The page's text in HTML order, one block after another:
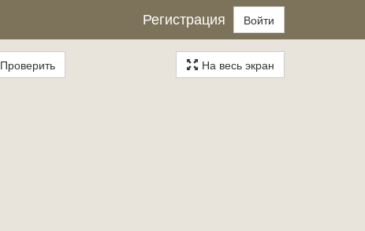
Регистрация Войти
На весь экран
Проверить